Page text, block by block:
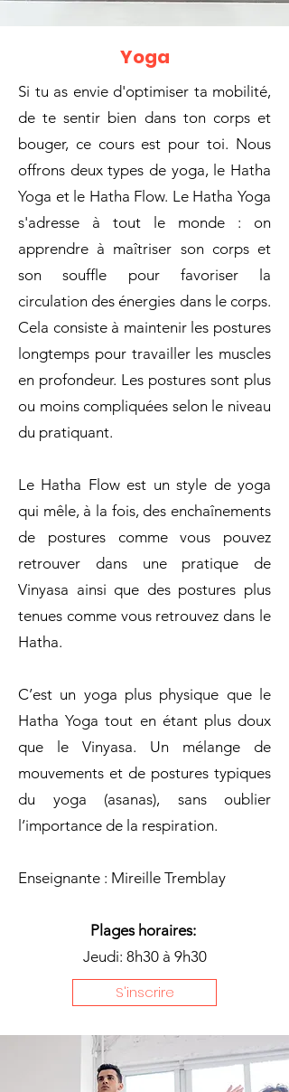
Yoga
Si tu as envie d'optimiser ta mobilité,
de te sentir bien dans ton corps et
bouger, ce cours est pour toi. Nous
offrons deux types de yoga, le Hatha
Yoga et le Hatha Flow. Le Hatha Yoga
s'adresse à tout le monde : on
apprendre à maîtriser son corps et
son souffle pour favoriser la
circulation des énergies dans le corps.
Cela consiste à maintenir les postures
longtemps pour travailler les muscles
en profondeur. Les postures sont plus
ou moins compliquées selon le niveau
du pratiquant.
Le Hatha Flow est un style de yoga
qui mêle, à la fois, des enchaînements
de postures comme vous pouvez
retrouver dans une pratique de
Vinyasa ainsi que des postures plus
tenues comme vous retrouvez dans le
Hatha.
C’est un yoga plus physique que le
Hatha Yoga tout en étant plus doux
que le Vinyasa. Un mélange de
mouvements et de postures typiques
du yoga (asanas), sans oublier
l’importance de la respiration.
Enseignante : Mireille Tremblay
Plages horaires:
Jeudi: 8h30 à 9h30
S'inscrire